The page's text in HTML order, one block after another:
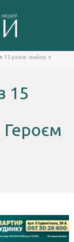
15 років: майор з
15